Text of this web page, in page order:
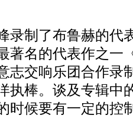
制了布鲁赫的代
著名的代表作之一
志交响乐团合作录
执棒。谈及专辑中
时候要有一定的控